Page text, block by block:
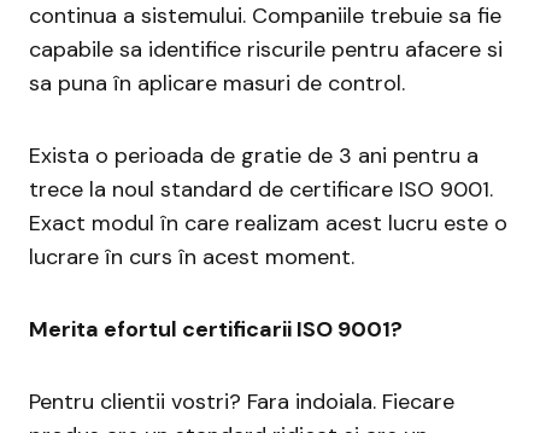
continua a sistemului. Companiile trebuie sa fie
capabile sa identifice riscurile pentru afacere si
sa puna în aplicare masuri de control.
Exista o perioada de gratie de 3 ani pentru a
trece la noul standard de certificare ISO 9001.
Exact modul în care realizam acest lucru este o
lucrare în curs în acest moment.
Merita efortul certificarii ISO 9001?
Pentru clientii vostri? Fara indoiala. Fiecare